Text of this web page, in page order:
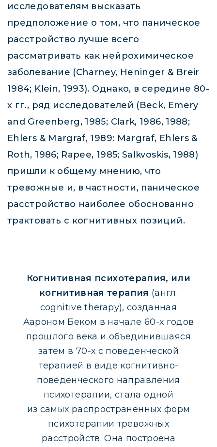
исследователям высказать
предположение о том, что паническое
расстройство лучше всего
рассматривать как нейрохимическое
заболевание (Charney, Heninger & Breir
1984; Klein, 1993). Однако, в середине 80-
х гг., ряд исследователей (Beck, Emery
and Greenberg, 1985; Clark, 1986, 1988;
Ehlers & Margraf, 1989: Margraf, Ehlers &
Roth, 1986; Rapee, 1985; Salkvoskis, 1988)
пришли к общему мнению, что
тревожные и, в частности, паническое
расстройство наиболее обоснованно
трактовать с когнитивных позиций.
Когнитивная психотерапия, или
когнитивная терапия (англ.
cognitive therapy), созданная
Аароном Беком в начале 60-х годов
прошлого века и объединившаяся
затем в 70-х с поведенческой
терапией в виде когнитивно-
поведенческого направления
психотерапии, стала одной
из самых распространённых форм
психотерапии тревожных
расстройств. Она построена